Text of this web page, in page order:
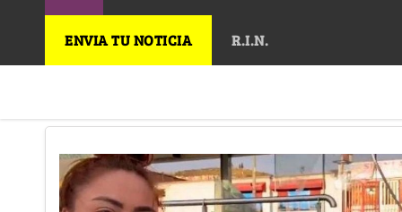
ENVIA TU NOTICIA R.I.N.